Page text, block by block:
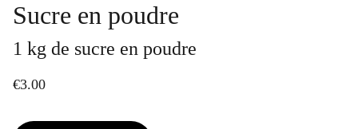
Sucre en poudre
1 kg de sucre en poudre
€3.00